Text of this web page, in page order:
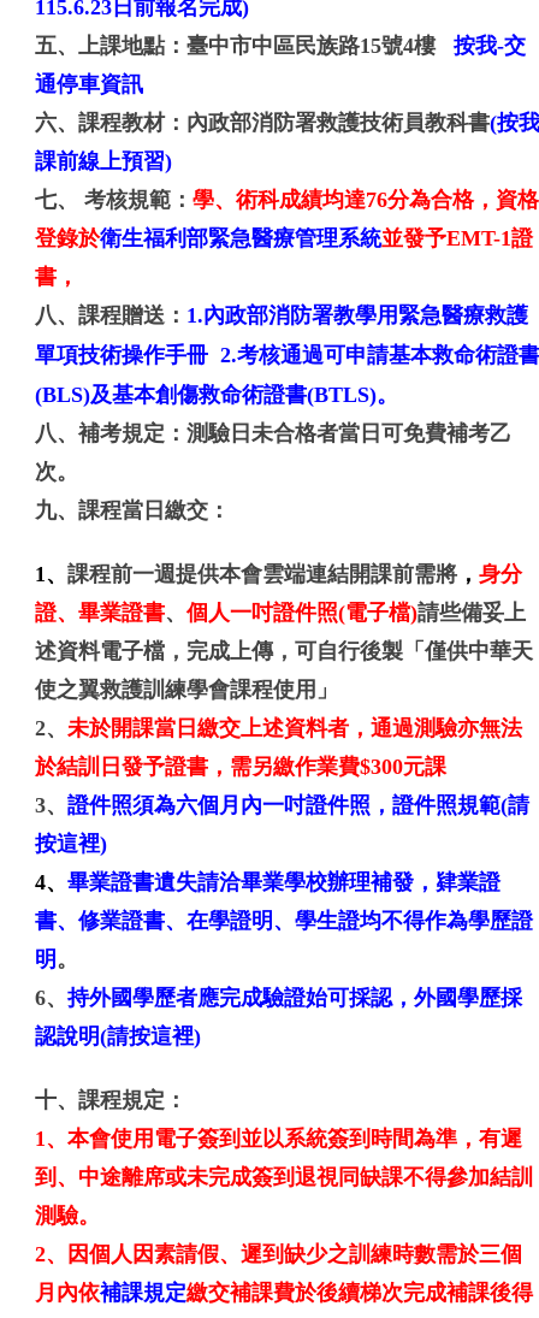
115.6.23日前報名完成)
五、上課地點：臺中市中區民族路15號4樓按我-交
通停車資訊
六、課程教材： 內政部消防署救護技術員教科書(按
課前線上預習)
七、 考核規範：學、術科成績均達76分為合格，資格
登錄於衛生福利部緊急醫療管理系統並發予EMT-1證
書，
八、課程贈送： 1.內政部消防署教學用緊急醫療救護
單項技術操作手冊 2.考核通過可申請基本救命術證
(BLS)及基本創傷救命術證書(BTLS)。
八、補考規定：測驗日未合格者當日可免費補考乙
次。
九、課程當日繳交：
1、課程前一週提供本會雲端連結開課前需將 ，身分
證、畢業證書、個人一吋證件照(電子檔)請些備妥上
述資料電子檔，完成上傳，可自行後製「僅供中華天
使之翼救護訓練學會課程使用」
2、未於開課當日繳交上述資料者，通過測驗亦無法
於結訓日發予證書，需另繳作業費$300元課
3、證件照須為六個月內一吋證件照 ，證件照規範(請
按這裡)
4、畢業證書遺失請洽畢業學校辦理補發，肄業證
書、修業證書、在學證明、學生證均不得作為學歷證
明 。
6、持外國學歷者應完成驗證始可採認，外國學歷採
認說明(請按這裡)
十、課程規定：
1、本會使用電子簽到並以系統簽到時間為準，有遲
到、中途離席或未完成簽到退視同缺課不得參加結訓
測驗。
2、因個人因素請假、遲到缺少之訓練時數需於三個
月內依補課規定繳交補課費於後續梯次完成補課後得